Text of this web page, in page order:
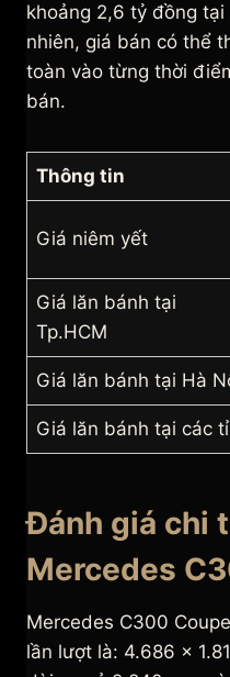
khoảng 2,6 tỷ đồng
nhiên, giá bán có thể
toàn vào từng thời
bán.
Thông tin
Giá niêm yết
Giá lăn bánh tại
Tp.HCM
Giá lăn bánh tại Hà
Giá lăn bánh tại các
Đánh giá chi
Mercedes
Mercedes C300
lần lượt là: 4.686 x